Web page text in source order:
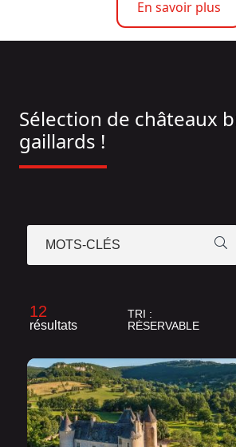
En savoir plus
Sélection de châteaux
gaillards !
MOTS-CLÉS
12
résultats
TRI :
RÉSERVABLE